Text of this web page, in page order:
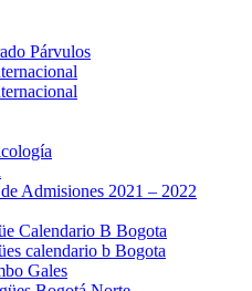
Párvulos
Admisiones 2021 – 2022
Calendario B Bogota
calendario b Bogota
Gales